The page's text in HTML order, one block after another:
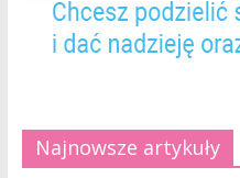
Najnowsze artykuły